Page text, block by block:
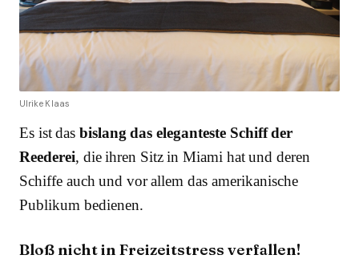
Ulrike Klaas
Es ist das bislang das eleganteste Schiff der
Reederei, die ihren Sitz in Miami hat und deren
Schiffe auch und vor allem das amerikanische
Publikum bedienen.
Bloß nicht in Freizeitstress verfallen!